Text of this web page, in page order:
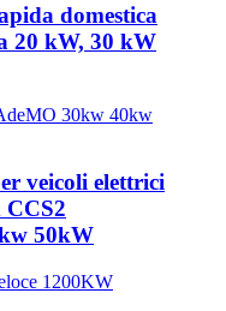
domestica
20 kW, 30 kW
veicoli elettrici
CCS2
50kW